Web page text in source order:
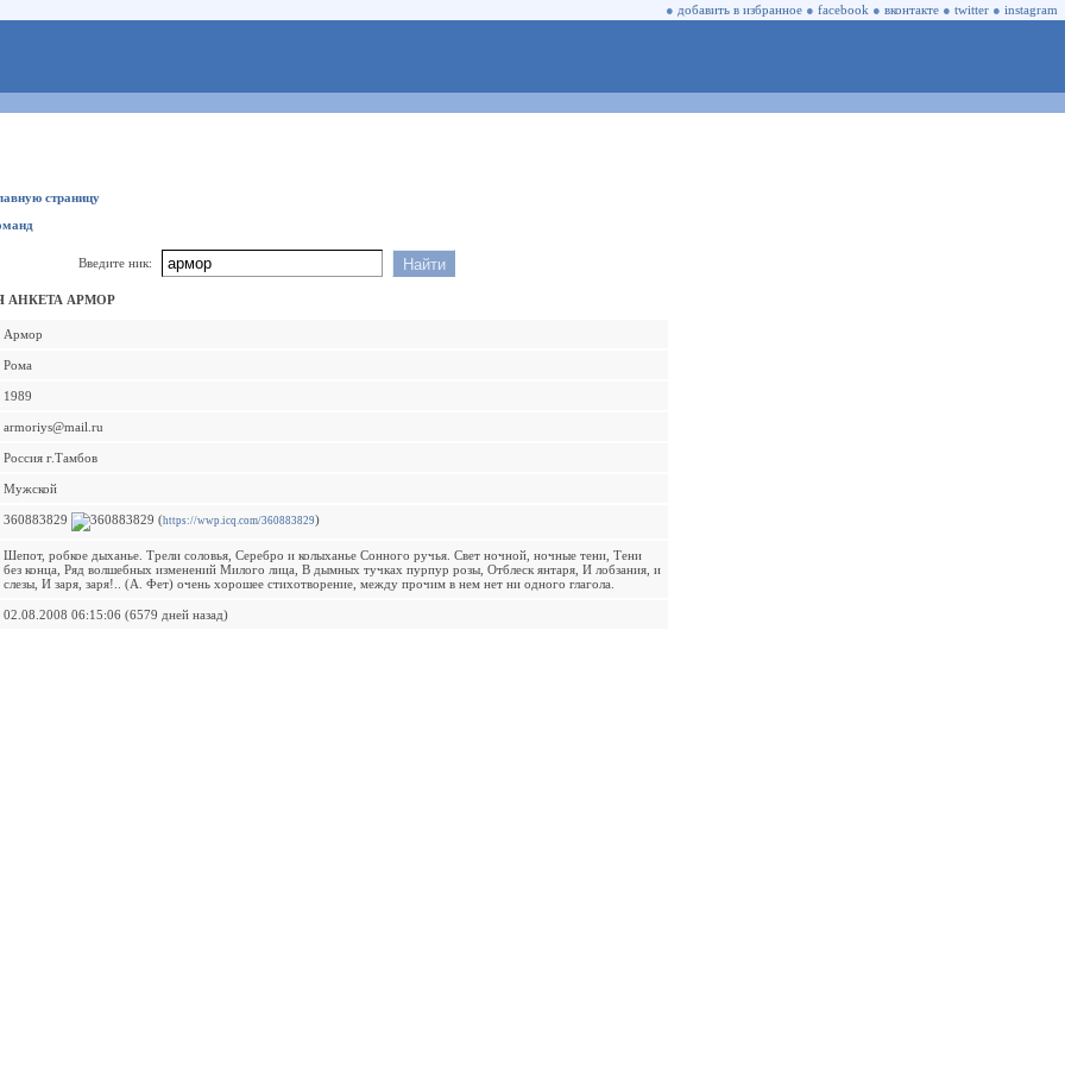
● добавить в избранное ● facebook ● вконтакте ● twitter ● instagram
страницу
Введите ник:
АНКЕТА АРМОР
Армор
Рома
1989
armoriys@mail.ru
Россия г.Тамбов
Мужской
360883829 (https://wwp.icq.com/360883829)
Шепот, робкое дыханье. Трели соловья, Серебро и колыханье Сонного ручья. Свет ночной, ночные тени, Тени
без конца, Ряд волшебных изменений Милого лица, В дымных тучках пурпур розы, Отблеск янтаря, И лобзания, и
слезы, И заря, заря!.. (А. Фет) очень хорошее стихотворение, между прочим в нем нет ни одного глагола.
02.08.2008 06:15:06 (6579 дней назад)